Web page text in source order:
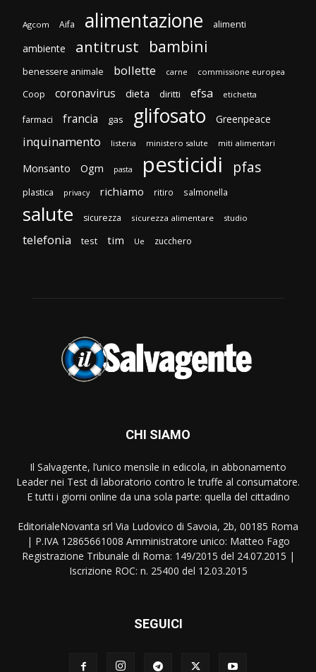
Agcom Aifa alimentazione alimenti
ambiente antitrust bambini
benessere animale bollette carne commissione europea
Coop coronavirus dieta diritti efsa etichetta
farmaci francia gas glifosato Greenpeace
inquinamento listeria ministero salute miti alimentari
Monsanto Ogm pasta pesticidi pfas
plastica privacy richiamo ritiro salmonella
salute sicurezza sicurezza alimentare studio
telefonia test tim Ue zucchero
CHI SIAMO
Il Salvagente, l’unico mensile in edicola, in abbonamento
Leader nei Test di laboratorio contro le truffe al consumatore.
E tutti i giorni online da una sola parte: quella del cittadino
EditorialeNovanta srl Via Ludovico di Savoia, 2b, 00185 Roma
| P.IVA 12865661008 Amministratore unico: Matteo Fago
Registrazione Tribunale di Roma: 149/2015 del 24.07.2015 |
Iscrizione ROC: n. 25400 del 12.03.2015
SEGUICI